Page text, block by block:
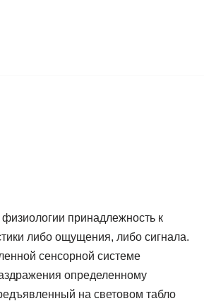
принадлежность к
либо ощущения, либо сигнала.
сенсорной системе
определенному
на световом табло